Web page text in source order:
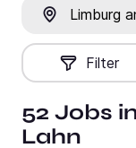
Filter
52 Jobs
Lahn